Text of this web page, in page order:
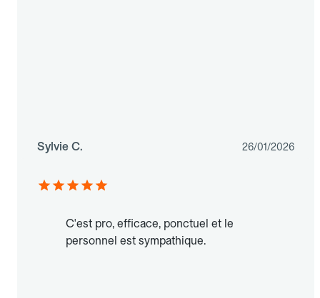
Sylvie C. 26/01/2026
C'est pro, efficace, ponctuel et le
personnel est sympathique.